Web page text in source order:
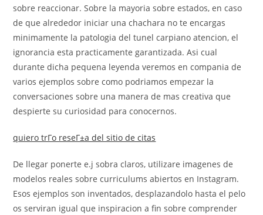
sobre reaccionar. Sobre la mayoria sobre estados, en caso
de que alrededor iniciar una chachara no te encargas
minimamente la patologi­a del tunel carpiano atencion, el
ignorancia esta practicamente garantizada. Asi cual
durante dicha pequena leyenda veremos en compania de
varios ejemplos sobre como podri­amos empezar la
conversaciones sobre una manera de mas creativa que
despierte su curiosidad para conocernos.
quiero trГ­o reseГ±a del sitio de citas
De llegar ponerte e.j sobra claros, utilizare imagenes de
modelos reales sobre curriculums abiertos en Instagram.
Esos ejemplos son inventados, desplazandolo hasta el pelo
os serviran igual que inspiracion a fin sobre comprender